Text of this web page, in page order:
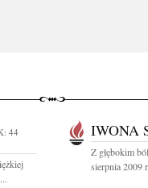
44
IWONA
Z głębokim
sierpnia 2009